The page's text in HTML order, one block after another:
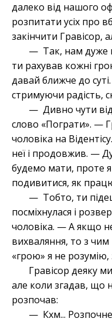
далеко від нашого
розпитати усіх про
закінчити Гравісор,
— Так, нам дуже
ти рахував кожні
давай ближче до
стримуючи радість,
— Дивно чути від
слово «Пограти». —
чоловіка на
неї і продовжив. —
будемо мати, проте
подивитися, як
— Тобто, ти
посміхнулася і
чоловіка. — А якщо
вихваляння, то з
«грою» я не
Гравісор деяку
але коли згадав, що
розпочав:
— Кхм...